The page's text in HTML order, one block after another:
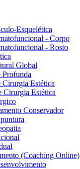
Esquelética
- Corpo
- Rosto
Global
Profunda
Estética
Cirurgia Estética
Conservador
(Coaching Online)